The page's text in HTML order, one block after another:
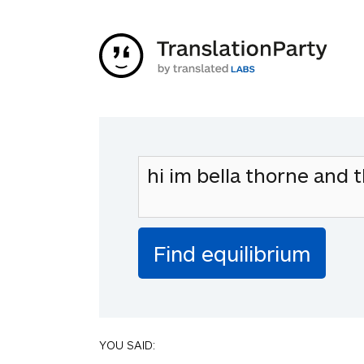
YOU SAID: